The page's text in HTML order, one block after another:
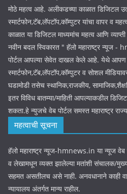
मोठे महत्व आहे. अलीकडच्या काळात डिजिटल
स्मार्टफोन,टॅब,लॅपटॉप,कॉम्पुटर यांचा वापर व
काळात या डिजिटल माध्यमांच महत्व आणि
नवीन बदल स्विकारत " हॅलो महाराष्ट्र न्यूज
पोर्टल आपल्या सेवेत दाखल केले आहे. येथे आपण
स्मार्टफोन,टॅब,लॅपटॉप,कॉम्पुटर व सोशल
घडामोडी तसेच स्थानिक,राजकीय,
इतर विविध बातम्या/माहिती आपल्याकडील
शकता.हे न्युजचे वेब पोर्टल समस्त महाराष्ट्र
महत्वाची सूचना
हॅलो महाराष्ट्र न्यूज-hmnews.in या न्यूज वेब
व लेखामधून व्यक्त झालेल्या मतांशी संचालक/
सहमत असतीलच असे नाही. अनवधानाने काही
न्यायालय अंतर्गत मान्य राहील.